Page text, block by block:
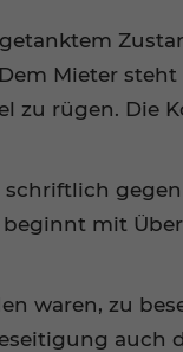
Mieter steht
zu rügen. Die
mit
waren, zu
auch